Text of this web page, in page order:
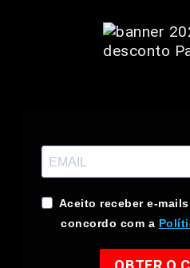
Aceito receber e-
concordo com a